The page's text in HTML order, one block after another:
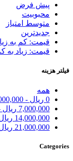
پیش فرض
محبوبیت
متوسط امتیاز
جدیدترین
قیمت: کم به
قیمت: زیاد به
فیلتر هزینه
همه
0 ریال -
7,000,000 ریال
14,000,000
21,000,000
Categories